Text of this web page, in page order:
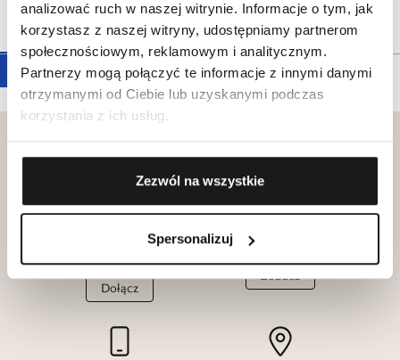
analizować ruch w naszej witrynie. Informacje o tym, jak
korzystasz z naszej witryny, udostępniamy partnerom
społecznościowym, reklamowym i analitycznym.
Partnerzy mogą połączyć te informacje z innymi danymi
otrzymanymi od Ciebie lub uzyskanymi podczas
korzystania z ich usług.
Zezwól na wszystkie
Spersonalizuj
Tagi
Klub dla
Przyjaciół
W.KRUK
Dołącz
W.KRUK
Zobacz